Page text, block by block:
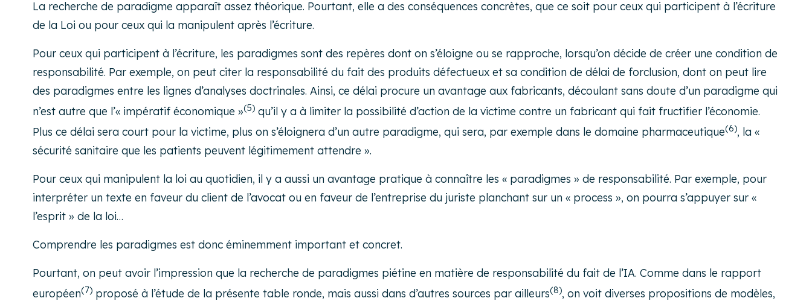
La recherche de paradigme apparaît assez théorique. Pourtant, elle a des conséquences concrètes, que ce soit pour ceux qui participent à l’écriture
de la Loi ou pour ceux qui la manipulent après l’écriture.
Pour ceux qui participent à l’écriture, les paradigmes sont des repères dont on s’éloigne ou se rapproche, lorsqu’on décide de créer une condition de
responsabilité. Par exemple, on peut citer la responsabilité du fait des produits défectueux et sa condition de délai de forclusion, dont on peut lire
des paradigmes entre les lignes d’analyses doctrinales. Ainsi, ce délai procure un avantage aux fabricants, découlant sans doute d’un paradigme qui
n’est autre que l’« impératif économique »(5) qu’il y a à limiter la possibilité d’action de la victime contre un fabricant qui fait fructifier l’économie.
Plus ce délai sera court pour la victime, plus on s’éloignera d’un autre paradigme, qui sera, par exemple dans le domaine pharmaceutique(6), la «
sécurité sanitaire que les patients peuvent légitimement attendre ».
Pour ceux qui manipulent la loi au quotidien, il y a aussi un avantage pratique à connaître les « paradigmes » de responsabilité. Par exemple, pour
interpréter un texte en faveur du client de l’avocat ou en faveur de l’entreprise du juriste planchant sur un « process », on pourra s’appuyer sur «
l’esprit » de la loi…
Comprendre les paradigmes est donc éminemment important et concret.
Pourtant, on peut avoir l’impression que la recherche de paradigmes piétine en matière de responsabilité du fait de l’IA. Comme dans le rapport
européen(7) proposé à l’étude de la présente table ronde, mais aussi dans d’autres sources par ailleurs(8), on voit diverses propositions de modèles,